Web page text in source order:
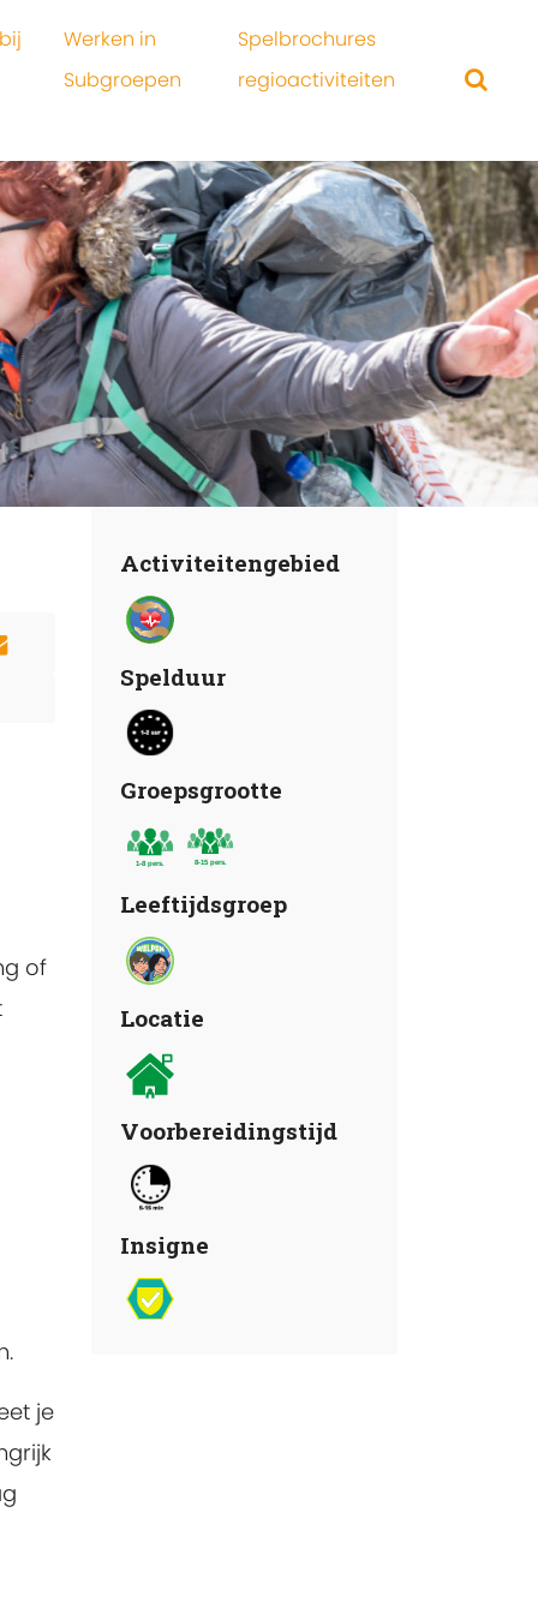
Werken in
Subgroepen
Spelbrochures
regioactiviteiten
of
je
Activiteitengebied
Spelduur
Groepsgrootte
Leeftijdsgroep
Locatie
Voorbereidingstijd
Insigne